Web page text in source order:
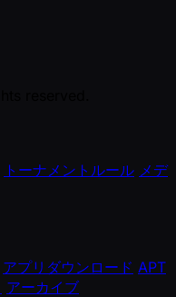
トーナメントルール メデ
アプリダウンロード APT
アーカイブ